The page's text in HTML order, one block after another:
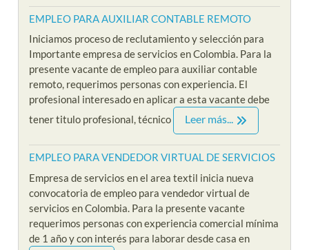
EMPLEO PARA AUXILIAR CONTABLE REMOTO
Iniciamos proceso de reclutamiento y selección para
Importante empresa de servicios en Colombia. Para la
presente vacante de empleo para auxiliar contable
remoto, requerimos personas con experiencia. El
profesional interesado en aplicar a esta vacante debe
tener titulo profesional, técnico
Leer más...
EMPLEO PARA VENDEDOR VIRTUAL DE SERVICIOS
Empresa de servicios en el area textil inicia nueva
convocatoria de empleo para vendedor virtual de
servicios en Colombia. Para la presente vacante
requerimos personas con experiencia comercial mínima
de 1 año y con interés para laborar desde casa en